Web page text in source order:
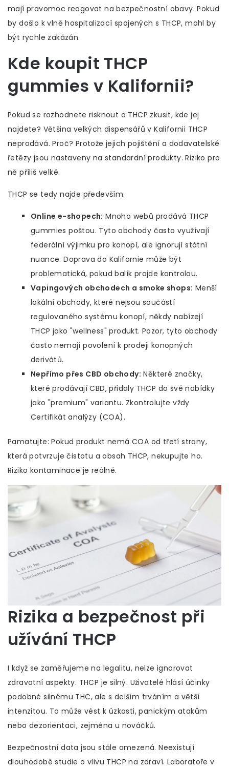
mají pravomoc reagovat na bezpečnostní obavy. Pokud
by došlo k vlně hospitalizací spojených s THCP, mohl by
být rychle zakázán.
Kde koupit THCP
gummies v Kalifornii?
Pokud se rozhodnete risknout a THCP zkusit, kde jej
najdete? Většina velkých dispensářů v Kalifornii THCP
neprodává. Proč? Protože jejich pojištění a dodavatelské
řetězy jsou nastaveny na standardní produkty. Riziko pro
ně příliš velké.
THCP se tedy najde především:
Online e-shopech: Mnoho webů prodává THCP
gummies poštou. Tyto obchody často využívají
federální výjimku pro konopí, ale ignorují státní
nuance. Doprava do Kalifornie může být
problematická, pokud balík projde kontrolou.
Vapingových obchodech a smoke shops: Menší
lokální obchody, které nejsou součástí
regulovaného systému konopí, někdy nabízejí
THCP jako "wellness" produkt. Pozor, tyto obchody
často nemají povolení k prodeji konopných
derivátů.
Nepřímo přes CBD obchody: Některé značky,
které prodávají CBD, přidaly THCP do své nabídky
jako "premium" variantu. Zkontrolujte vždy
Certifikát analýzy (COA).
Pamatujte: Pokud produkt nemá COA od třetí strany,
která potvrzuje čistotu a obsah THCP, nekupujte ho.
Riziko kontaminace je reálné.
Rizika a bezpečnost při
užívání THCP
I když se zaměřujeme na legalitu, nelze ignorovat
zdravotní aspekty. THCP je silný. Uživatelé hlásí účinky
podobné silnému THC, ale s delším trváním a větší
intenzitou. To může vést k úzkosti, panickým atakům
nebo dezorientaci, zejména u nováčků.
Bezpečnostní data jsou stále omezená. Neexistují
dlouhodobé studie o vlivu THCP na zdraví. Laboratoře v